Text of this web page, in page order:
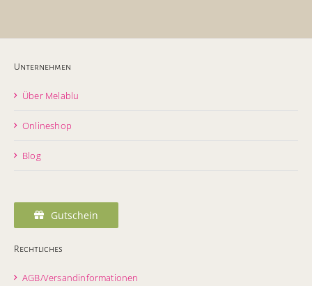
Unternehmen
Über Melablu
Onlineshop
Blog
Gutschein
Rechtliches
AGB/Versandinformationen